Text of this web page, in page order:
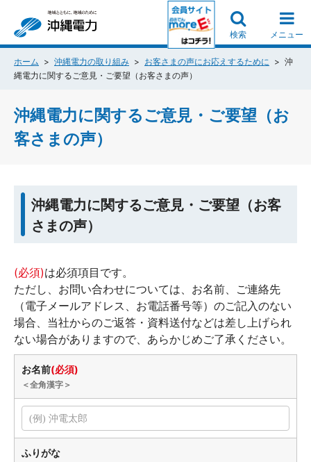
検索 メニュー
ホーム 沖縄電力の取り組み お客さまの声にお応えするために
沖
縄電力に関するご意見・ご要望（お客さまの声）
沖縄電力に関するご意見・ご要望（お
客さまの声）
沖縄電力に関するご意見・ご要望（お客
さまの声）
(必須)は必須項目です。
ただし、お問い合わせについては、お名前、ご連絡先
（電子メールアドレス、お電話番号等）のご記入のない
場合、当社からのご返答・資料送付などは差し上げられ
ない場合がありますので、あらかじめご了承ください。
お名前(必須)
＜全角漢字＞
ふりがな